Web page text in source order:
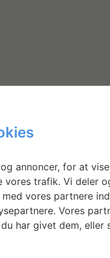
annoncer, for at
vores trafik. Vi deler
vores partnere
Vores
har givet dem, eller